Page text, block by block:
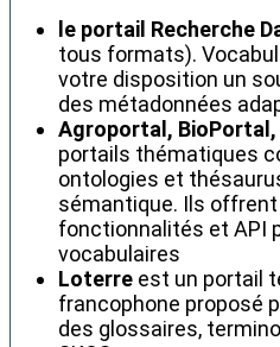
le portail Recherche
tous formats).
votre disposition un
des métadonnées
Agroportal,
portails thématiques
ontologies et
sémantique. Ils
fonctionnalités et API
vocabulaires
Loterre est un portail
francophone proposé
des glossaires,